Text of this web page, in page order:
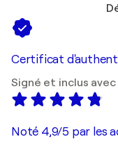
Certificat
Signé et inclus
Noté 4,9/5 par les